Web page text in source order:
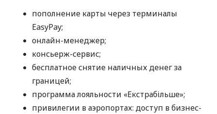
пополнение карты через терминалы
EasyPay;
онлайн-менеджер;
консьерж-сервис;
бесплатное снятие наличных денег за
границей;
программа лояльности «Екстрабільше»;
привилегии в аэропортах: доступ в бизнес-